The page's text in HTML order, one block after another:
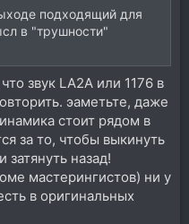
садятся
и там посмотрим.
он появилися все
только деньги на
подходящий для
в "трушности"
звук LA2A или 1176 в
эаметьте, даже
стоит рядом в
за то, чтобы выкинуть
затянуть назад!
мастерингистов) ни у
в оригинальных